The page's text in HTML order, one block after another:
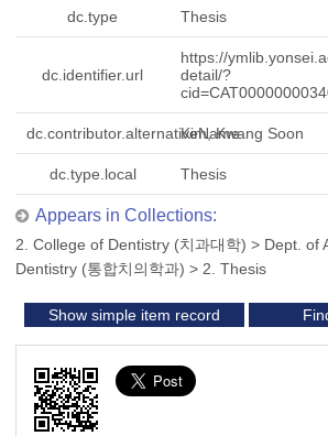
dc.type Thesis
dc.identifier.url
https://
detail/?
dc.contributor.alternativeNameKim, Kwang Soon
dc.type.local Thesis
Appears in Collections:
2. College of Dentistry (치과대학) > Dept. of
Dentistry (통합치의학과) > 2. Thesis
Show simple item record